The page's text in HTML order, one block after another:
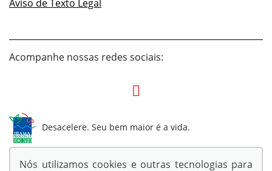
Aviso de Texto Legal
Acompanhe nossas redes sociais:
Desacelere. Seu bem maior é a vida.
Nós utilizamos cookies e outras tecnologias para